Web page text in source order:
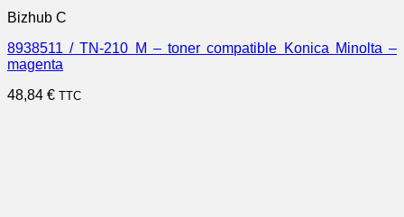
Bizhub C
8938511 / TN-210 M – toner compatible Konica Minolta –
magenta
48,84 € TTC